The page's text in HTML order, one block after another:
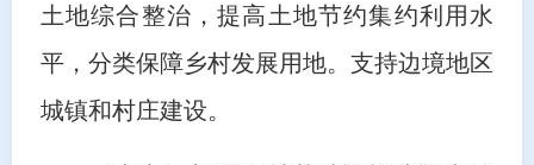
土地综合整治，提高土地节约集约利用水
平，分类保障乡村发展用地。支持边境地区
城镇和村庄建设。